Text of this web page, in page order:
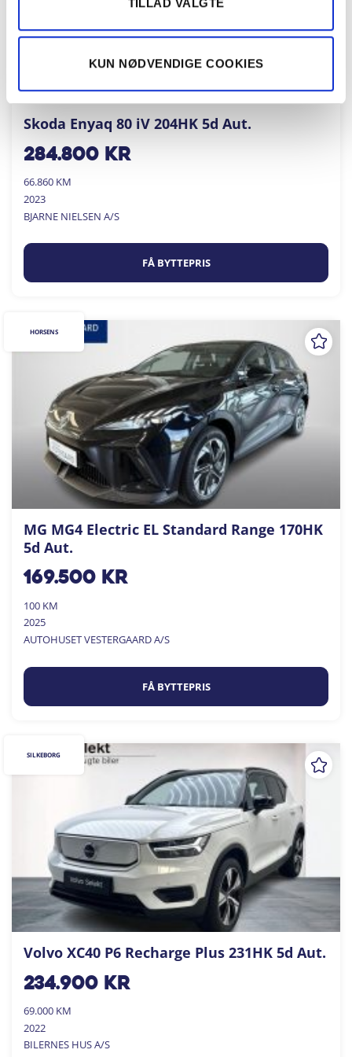
KUN NØDVENDIGE COOKIES
Skoda Enyaq 80 iV 204HK 5d Aut.
284.800kr
66.860 KM
2023
BJARNE NIELSEN A/S
FÅ BYTTEPRIS
MG MG4 Electric EL Standard Range 170HK
5d Aut.
169.500kr
100 KM
2025
AUTOHUSET VESTERGAARD A/S
FÅ BYTTEPRIS
HORSENS
Volvo XC40 P6 Recharge Plus 231HK 5d Aut.
234.900kr
69.000 KM
2022
BILERNES HUS A/S
SILKEBORG